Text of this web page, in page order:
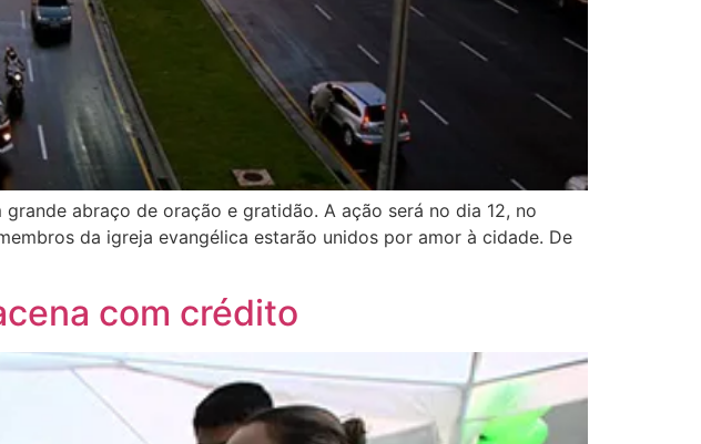
abraço de oração e gratidão. A ação será no dia 12, no
da igreja evangélica estarão unidos por amor à cidade. De
com crédito